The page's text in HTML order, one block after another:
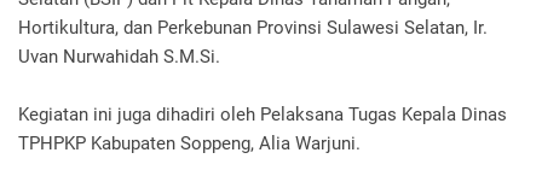
Hortikultura, dan Perkebunan Provinsi Sulawesi Selatan, Ir.
Uvan Nurwahidah S.M.Si.
Kegiatan ini juga dihadiri oleh Pelaksana Tugas Kepala Dinas
TPHPKP Kabupaten Soppeng, Alia Warjuni.